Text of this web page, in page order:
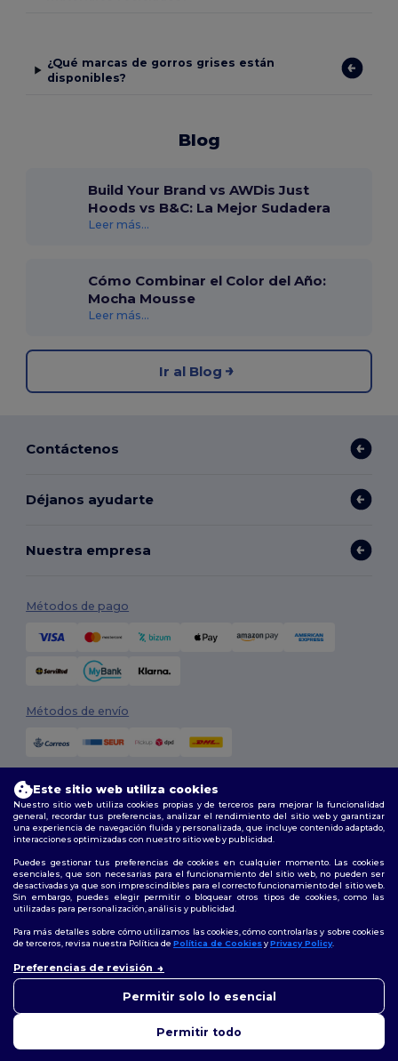
¿Qué marcas de gorros grises están
disponibles?
Blog
Build Your Brand vs AWDis Just
Hoods vs B&C: La Mejor Sudadera
Leer más...
Cómo Combinar el Color del Año:
Mocha Mousse
Leer más...
Ir al Blog
Contáctenos
Déjanos ayudarte
Nuestra empresa
Métodos de pago
Métodos de envío
2026. Todos los derechos reservados
Términos y Condiciones
Política de personalización
Política de
Privacidad|Política de Cookies |Mapa del sitio
Síguenos
Madrid|Barcelona|Valencia|Seville|Zaragoza|Málaga|Murcia|
Alicante
Este sitio web utiliza cookies
Nuestro sitio web utiliza cookies propias y de terceros para mejorar la funcionalidad
general, recordar tus preferencias, analizar el rendimiento del sitio web y garantizar
una experiencia de navegación fluida y personalizada, que incluye contenido adaptado,
interacciones optimizadas con nuestro sitio web y publicidad.
Puedes gestionar tus preferencias de cookies en cualquier momento. Las cookies
esenciales, que son necesarias para el funcionamiento del sitio web, no pueden ser
desactivadas ya que son imprescindibles para el correcto funcionamiento del sitio web.
Sin embargo, puedes elegir permitir o bloquear otros tipos de cookies, como las
utilizadas para personalización, análisis y publicidad.
Para más detalles sobre cómo utilizamos las cookies, cómo controlarlas y sobre cookies
de terceros, revisa nuestra Política de Política de CookiesyPrivacy Policy.
Preferencias de revisión
Permitir solo lo esencial
Permitir todo
cualquier momento. Nuestro
ayudarte.